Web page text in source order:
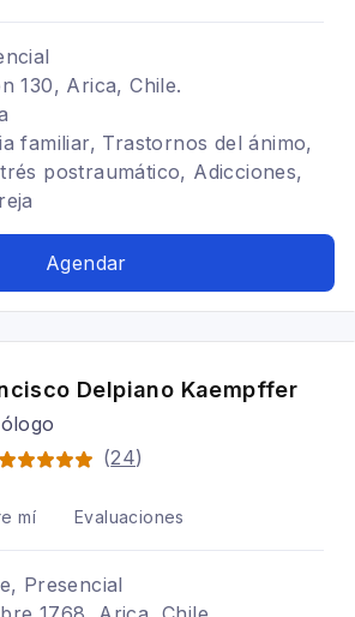
130, Arica, Chile.
familiar, Trastornos del ánimo,
postraumático, Adicciones,
Agendar
Delpiano Kaempffer
(24)
mí Evaluaciones
Presencial